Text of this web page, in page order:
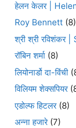
हेलन केलर |
Roy Bennett (8)
श्री श्री रविशंकर
रॉबिन शर्मा (8)
लियोनार्डो दा-विंची
विलियम शेक्सपियर
एडोल्फ हिटलर(8)
अन्ना हजारे(7)